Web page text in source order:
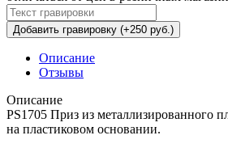
Добавить гравировку (+250 руб.)
Описание
Отзывы
Описание
PS1705 Приз из металлизированного
на пластиковом основании.